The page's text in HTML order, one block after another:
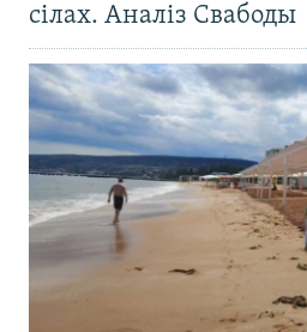
сілах. Аналіз Свабоды